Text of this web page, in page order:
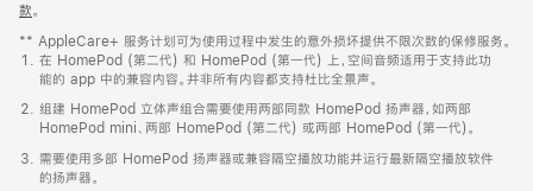
款。
窗
口
中
打
开)
** AppleCare+ 服务计划可为使用过程中发生的意外损坏提供不限次数的保修服务。
在 HomePod (第二代) 和 HomePod (第一代) 上，空间音频适用于支持此功
能的 app 中的兼容内容。并非所有内容都支持杜比全景声。
组建 HomePod 立体声组合需要使用两部同款 HomePod 扬声器，如两部
HomePod mini、两部 HomePod (第二代) 或两部 HomePod (第一代)。
需要使用多部 HomePod 扬声器或兼容隔空播放功能并运行最新隔空播放软件
的扬声器。